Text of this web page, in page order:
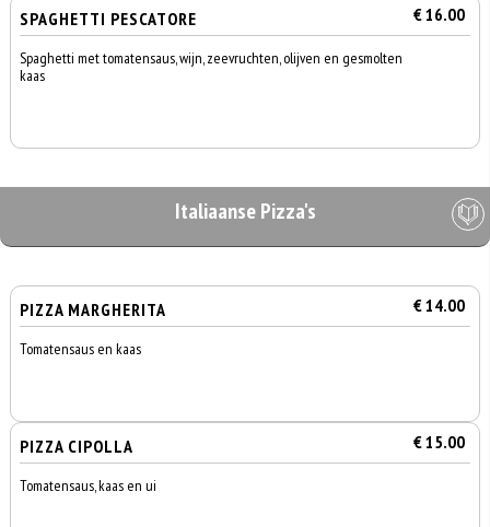
SPAGHETTI PESCATORE € 16.00
Spaghetti met tomatensaus, wijn, zeevruchten, olijven en gesmolten
kaas
Italiaanse Pizza's
PIZZA MARGHERITA € 14.00
Tomatensaus en kaas
PIZZA CIPOLLA € 15.00
Tomatensaus, kaas en ui